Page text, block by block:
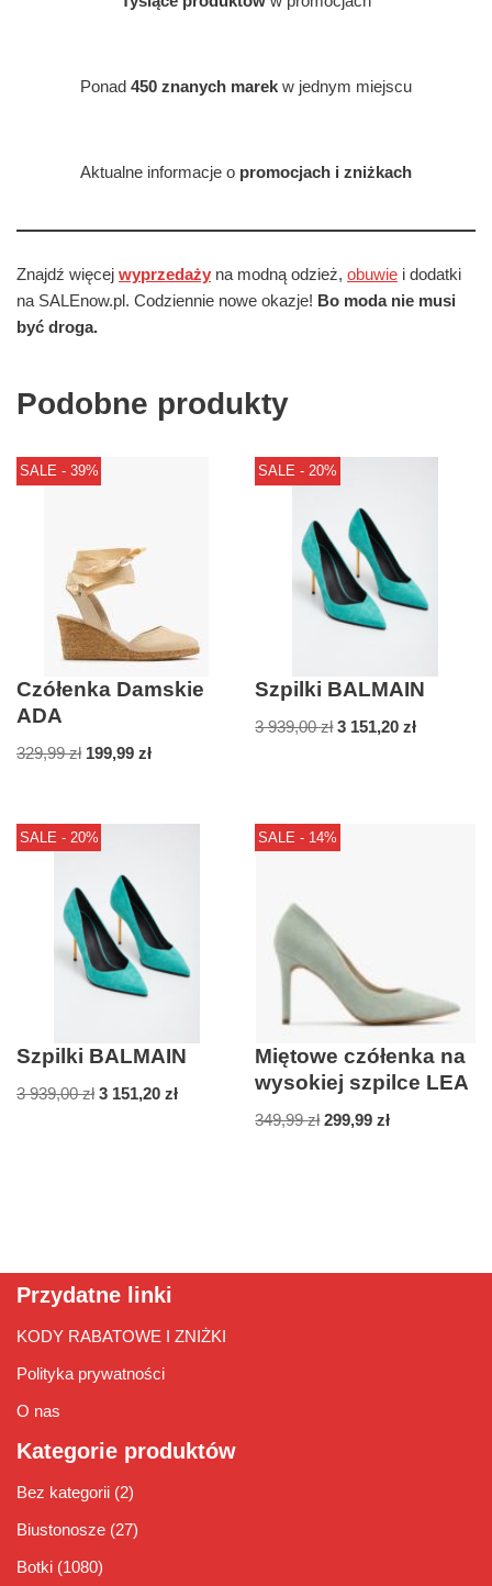
Ponad 450 znanych marek w jednym miejscu
Aktualne informacje o promocjach i zniżkach
Znajdź więcej wyprzedaży na modną odzież, obuwie i dodatki
na SALEnow.pl. Codziennie nowe okazje! Bo moda nie musi
być droga.
Podobne produkty
SALE - 39%
Czółenka Damskie
ADA
329,99zł 199,99 zł
SALE - 20%
Szpilki BALMAIN
3 939,00zł 3 151,20zł
SALE - 20%
Szpilki BALMAIN
3 939,00zł 3 151,20 zł
SALE - 14%
Miętowe czółenka na
wysokiej szpilce LEA
349,99zł 299,99zł
Przydatne linki
KODY RABATOWE I ZNIŻKI
Polityka prywatności
O nas
Kategorie produktów
Bez kategorii (2)
Biustonosze (27)
Botki (1080)